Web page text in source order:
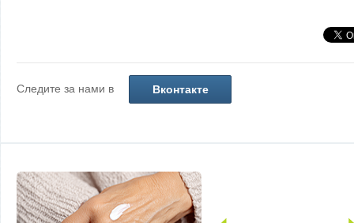
Следите за нами в Вконтакте